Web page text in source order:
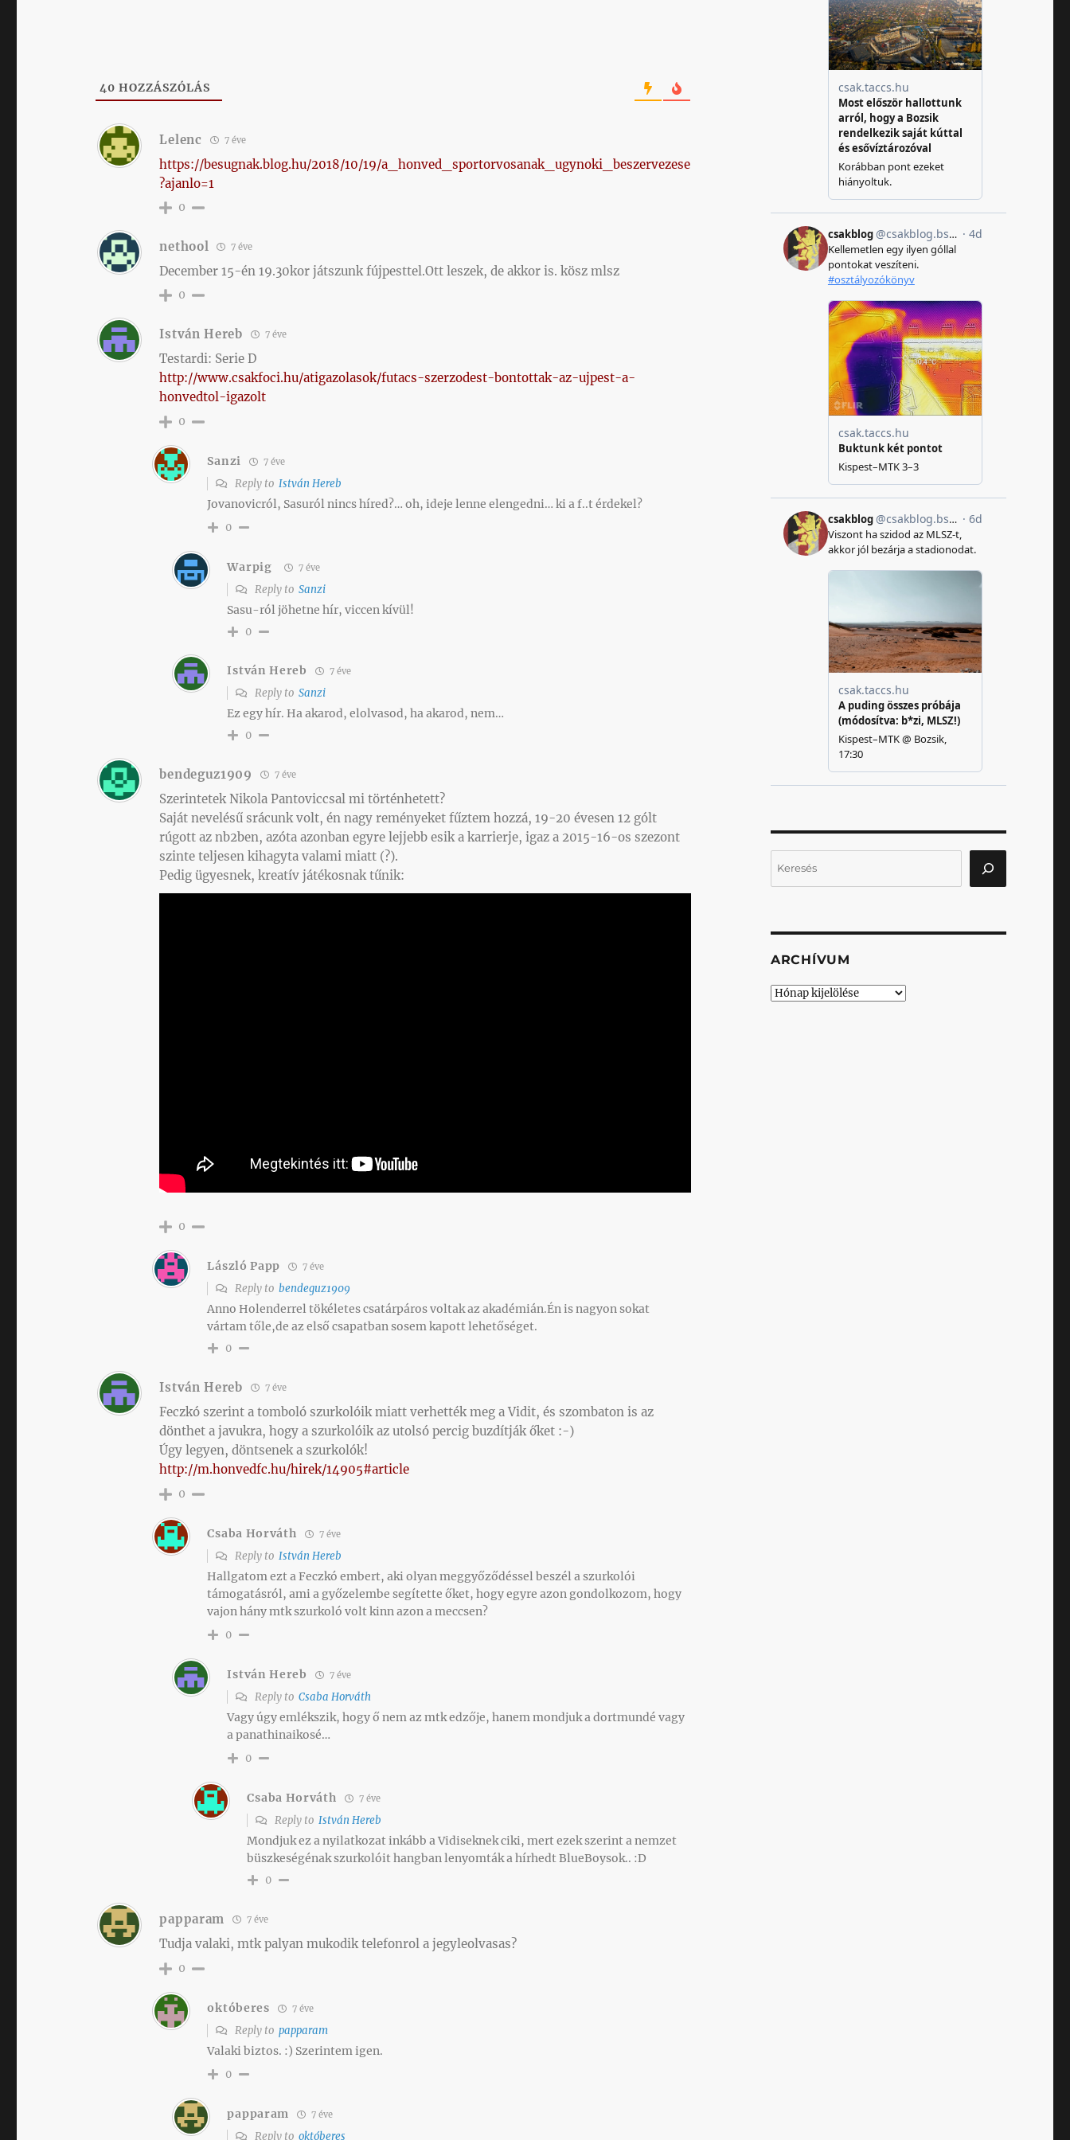
40 HOZZÁSZÓLÁS
Lelenc 7 éve
https://besugnak.blog.hu/2018/10/19/a_honved_sportorvosanak_ugynoki_beszervezese
?ajanlo=1
0
nethool 7 éve
December 15-én 19.30kor játszunk fújpesttel.Ott leszek, de akkor is. kösz mlsz
0
István Hereb 7 éve
Testardi: Serie D
http://www.csakfoci.hu/atigazolasok/futacs-szerzodest-bontottak-az-ujpest-a-
honvedtol-igazolt
0
Sanzi 7 éve
Reply toIstván Hereb
Jovanovicról, Sasuról nincs híred?… oh, ideje lenne elengedni… ki a f..t érdekel?
0
Warpig 7 éve
Reply toSanzi
Sasu-ról jöhetne hír, viccen kívül!
0
István Hereb 7 éve
Reply toSanzi
Ez egy hír. Ha akarod, elolvasod, ha akarod, nem…
0
bendeguz1909 7 éve
Szerintetek Nikola Pantoviccsal mi történhetett?
Saját nevelésű srácunk volt, én nagy reményeket fűztem hozzá, 19-20 évesen 12 gólt
rúgott az nb2ben, azóta azonban egyre lejjebb esik a karrierje, igaz a 2015-16-os szezont
szinte teljesen kihagyta valami miatt (?).
Pedig ügyesnek, kreatív játékosnak tűnik:
0
László Papp 7 éve
Reply tobendeguz1909
Anno Holenderrel tökéletes csatárpáros voltak az akadémián.Én is nagyon sokat
vártam tőle,de az első csapatban sosem kapott lehetőséget.
0
István Hereb 7 éve
Feczkó szerint a tomboló szurkolóik miatt verhették meg a Vidit, és szombaton is az
dönthet a javukra, hogy a szurkolóik az utolsó percig buzdítják őket :-)
Úgy legyen, döntsenek a szurkolók!
http://m.honvedfc.hu/hirek/14905#article
0
Csaba Horváth 7 éve
Reply toIstván Hereb
Hallgatom ezt a Feczkó embert, aki olyan meggyőződéssel beszél a szurkolói
támogatásról, ami a győzelembe segítette őket, hogy egyre azon gondolkozom, hogy
vajon hány mtk szurkoló volt kinn azon a meccsen?
0
István Hereb 7 éve
Reply toCsaba Horváth
Vagy úgy emlékszik, hogy ő nem az mtk edzője, hanem mondjuk a dortmundé vagy
a panathinaikosé…
0
Csaba Horváth 7 éve
Reply toIstván Hereb
Mondjuk ez a nyilatkozat inkább a Vidiseknek ciki, mert ezek szerint a nemzet
büszkeségénak szurkolóit hangban lenyomták a hírhedt BlueBoysok.. :D
0
papparam 7 éve
Tudja valaki, mtk palyan mukodik telefonrol a jegyleolvasas?
0
októberes 7 éve
Reply topapparam
Valaki biztos. :) Szerintem igen.
0
papparam 7 éve
Reply tooktóberes
ARCHÍVUM
Archívum